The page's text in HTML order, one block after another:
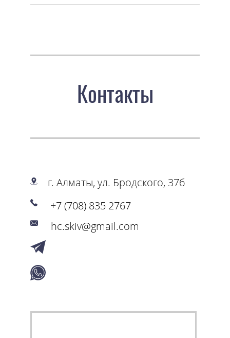
Контакты
г. Алматы, ул. Бродского, 37б
+7 (708) 835 2767
hc.skiv@gmail.com